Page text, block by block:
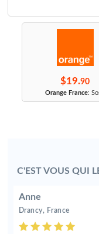
$19.90
Orange France:
C'EST VOUS QUI
Anne
Drancy, France